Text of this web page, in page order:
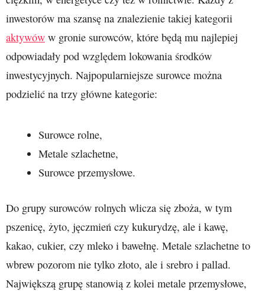
inwestorów ma szansę na znalezienie takiej kategorii
aktywów w gronie surowców, które będą mu najlepiej
odpowiadały pod względem lokowania środków
inwestycyjnych. Najpopularniejsze surowce można
podzielić na trzy główne kategorie:
Surowce rolne,
Metale szlachetne,
Surowce przemysłowe.
Do grupy surowców rolnych wlicza się zboża, w tym
pszenicę, żyto, jęczmień czy kukurydzę, ale i kawę,
kakao, cukier, czy mleko i bawełnę. Metale szlachetne to
wbrew pozorom nie tylko złoto, ale i srebro i pallad.
Największą grupę stanowią z kolei metale przemysłowe,